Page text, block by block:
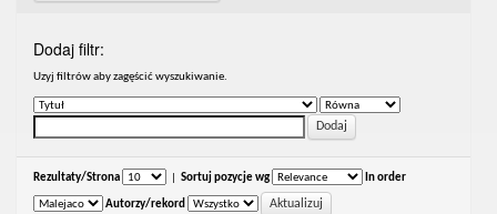
Dodaj filtr:
Uzyj filtrów aby zagęścić wyszukiwanie.
Rezultaty/Strona Sortuj pozycje wg In order
Autorzy/rekord